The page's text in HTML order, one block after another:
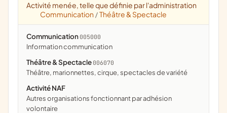
Activité menée, telle que définie par l'administration
Communication / Théâtre & Spectacle
Communication 005000
information communication
Théâtre & Spectacle 006070
théâtre, marionnettes, cirque, spectacles de variété
Activité NAF
Autres organisations fonctionnant par adhésion
volontaire